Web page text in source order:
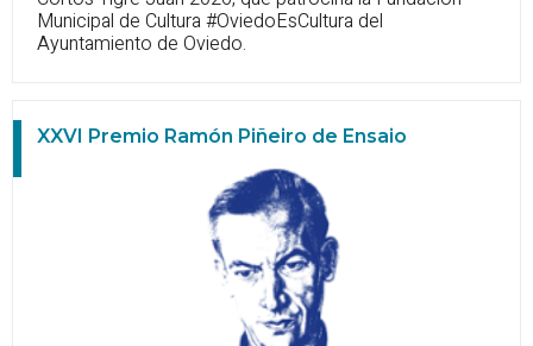
Municipal de Cultura #OviedoEsCultura del
Ayuntamiento de Oviedo.
XXVI Premio Ramón Piñeiro de Ensaio